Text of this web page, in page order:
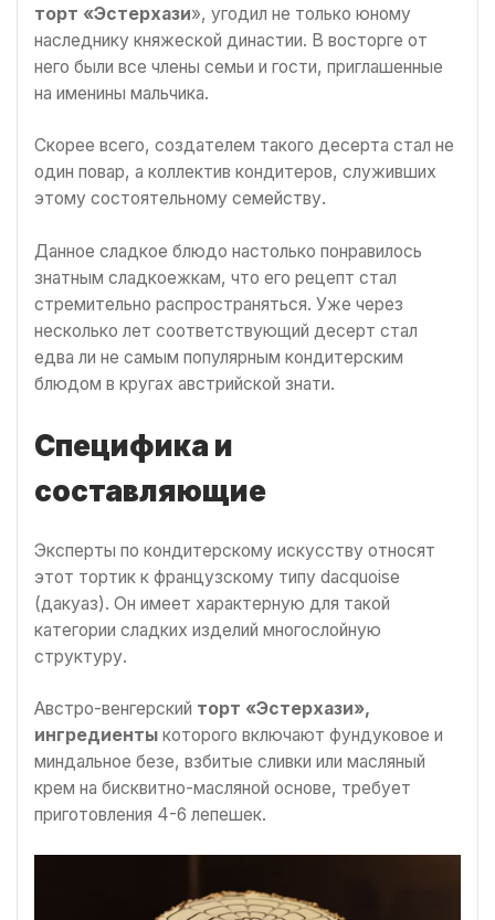
торт «Эстерхази», угодил не только юному
наследнику княжеской династии. В восторге от
него были все члены семьи и гости, приглашенные
на именины мальчика.
Скорее всего, создателем такого десерта стал не
один повар, а коллектив кондитеров, служивших
этому состоятельному семейству.
Данное сладкое блюдо настолько понравилось
знатным сладкоежкам, что его рецепт стал
стремительно распространяться. Уже через
несколько лет соответствующий десерт стал
едва ли не самым популярным кондитерским
блюдом в кругах австрийской знати.
Специфика и
составляющие
Эксперты по кондитерскому искусству относят
этот тортик к французскому типу dacquoise
(дакуаз). Он имеет характерную для такой
категории сладких изделий многослойную
структуру.
Австро-венгерский торт «Эстерхази»,
ингредиенты которого включают фундуковое и
миндальное безе, взбитые сливки или масляный
крем на бисквитно-масляной основе, требует
приготовления 4-6 лепешек.